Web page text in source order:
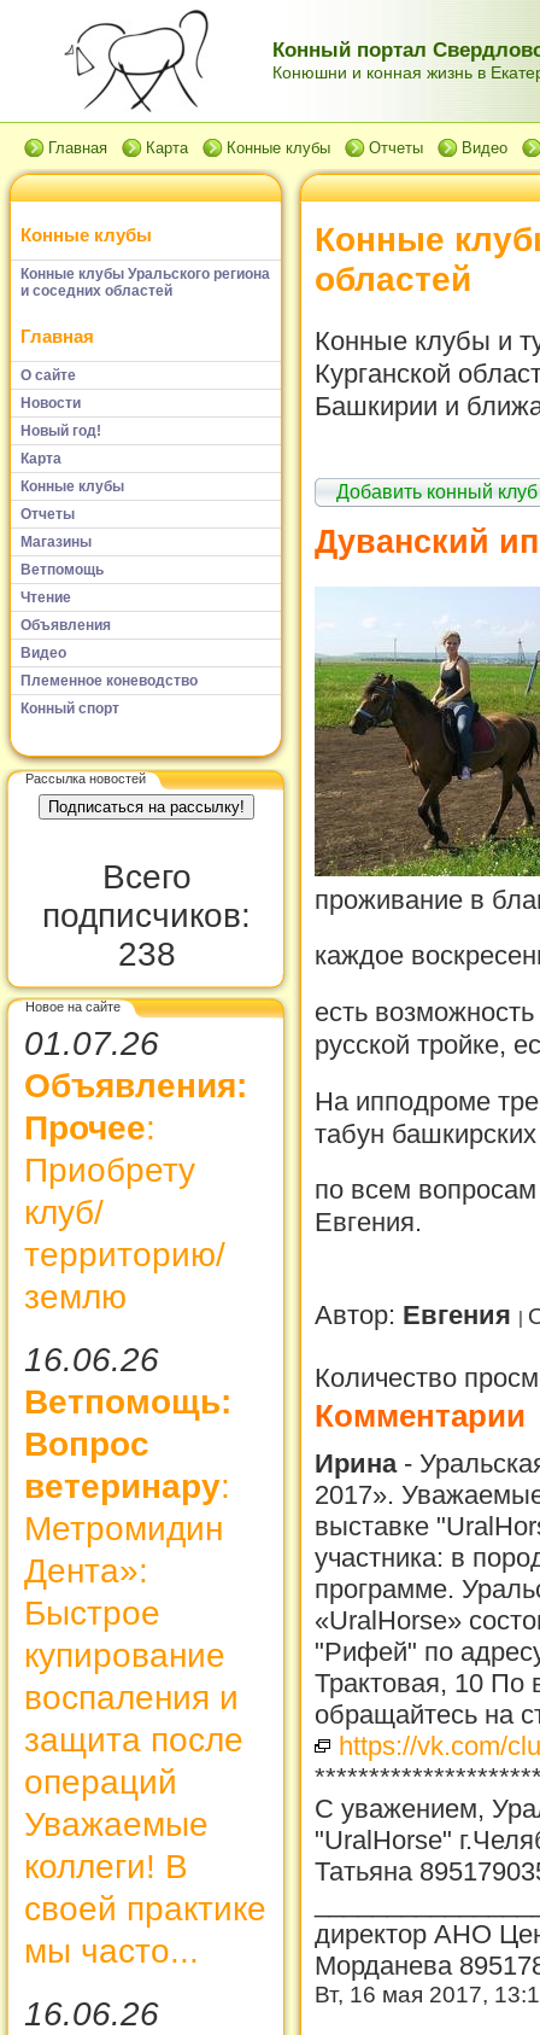
Конный портал
Конюшни и конная жизнь в
Главная Карта Конные клубы Отчеты Видео
Конные клубы
Конные клубы Уральского региона
и соседних областей
Главная
О сайте
Новости
Новый год!
Карта
Конные клубы
Отчеты
Магазины
Ветпомощь
Чтение
Объявления
Видео
Племенное коневодство
Конный спорт
Рассылка новостей
Всего
подписчиков:
238
Новое на сайте
01.07.26
Объявления:
Прочее:
Приобрету
клуб/
территорию/
землю
16.06.26
Ветпомощь:
Вопрос
ветеринару:
Метромидин
Дента»:
Быстрое
купирование
воспаления и
защита после
операций
Уважаемые
коллеги! В
своей практике
мы часто...
16.06.26
Конные
областей
Конные клубы и
Курганской
Башкирии и
Добавить конный клуб
Дуванский
проживание в
каждое
есть
русской тройке,
На ипподроме
табун
по всем
Евгения.
Автор: Евгения
Количество
Комментарии
Ирина -
2017».
выставке
участника: в
программе.
«UralHorse»
"Рифей" по
Трактовая, 10 По
обращайтесь на
https://vk.com/
С уважением,
"UralHorse"
Татьяна
директор АНО
Морданева
Вт, 16 мая 2017,